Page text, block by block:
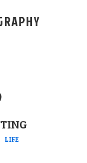
LIFE